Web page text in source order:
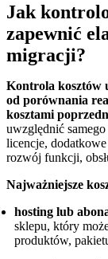
Jak
zapewnić
migracji?
Kontrola kosztów
od porównania
kosztami
uwzględnić
licencje,
rozwój funkcji,
Najważniejsze
hosting lub
sklepu, który
produktów,